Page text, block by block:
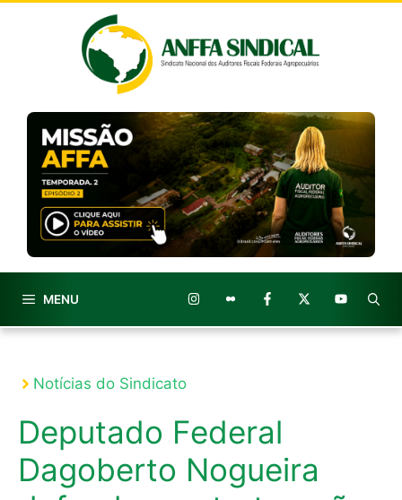
MENU
Notícias do Sindicato
Deputado Federal
Dagoberto Nogueira